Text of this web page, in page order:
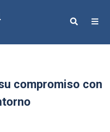
Search
compromiso con